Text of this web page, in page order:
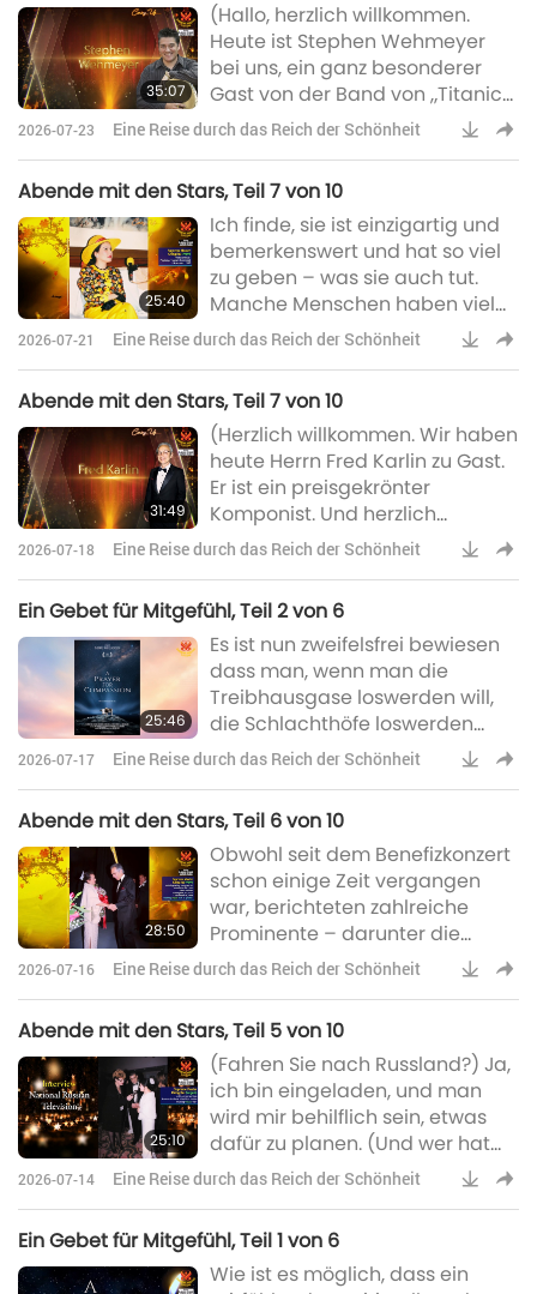
35:07
(Hallo, herzlich willkommen.
Heute ist Stephen Wehmeyer
bei uns, ein ganz besonderer
Gast von der Band von „Titanic“.
Willkommen, Stephen.) Es ist toll,
tatsächlich die Gelegenheit, die
Höchste Meisterin beim VIP-
Empfang zu treffen. Wie war
das?) Ja, das hatte ich. Ja, das
hatte ich. Das war wirklich
wunderbar. Zunächst einmal
2026-07-23 Eine Reise durch das Reich der Schönheit
Abende mit den Stars, Teil 7 von 10
25:40
Ich finde, sie ist einzigartig und
bemerkenswert und hat so viel
zu geben – was sie auch tut.
Manche Menschen haben viel
zu geben, tun es aber nicht.
Und das ist sehr
bewundernswert. Aber sie hat
beides, und das ist wirklich
einzigartig. Und die Tatsache,
dass sie dazu in der Lage ist, ist
für mich und für alle ein großes
2026-07-21 Eine Reise durch das Reich der Schönheit
Abende mit den Stars, Teil 7 von 10
31:49
(Herzlich willkommen. Wir haben
heute Herrn Fred Karlin zu Gast.
Er ist ein preisgekrönter
Komponist. Und herzlich
willkommen, schön, Sie
wiederzusehen.) Hallo, Kathryn.
kam es dazu, dass Sie bei dem
Konzert mitgewirkt haben?) Nun,
ein gemeinsamer Freund von
vielen der Organisatoren aus
der Gruppe von Meisterin Suma
[Supreme Master] Ching Hai
2026-07-18 Eine Reise durch das Reich der Schönheit
Ein Gebet für Mitgefühl, Teil 2 von 6
25:46
Es ist nun zweifelsfrei bewiesen
dass man, wenn man die
Treibhausgase loswerden will,
die Schlachthöfe loswerden
muss. Es ist eine tickende
2026-07-17 Eine Reise durch das Reich der Schönheit
Abende mit den Stars, Teil 6 von 10
28:50
Obwohl seit dem Benefizkonzert
schon einige Zeit vergangen
war, berichteten zahlreiche
Prominente – darunter die
legendären amerikanischen
Komponisten und Oscar- und
Fred Karlin, Stephen Wehmeyer
vom renommierten keltischen
Ensemble Gaelic Storm und der
gefeierte amerikanische
Komponist und Dirigent Peter
Boyer – in Interviews mit einem
2026-07-16 Eine Reise durch das Reich der Schönheit
Abende mit den Stars, Teil 5 von 10
25:10
(Fahren Sie nach Russland?) Ja,
ich bin eingeladen, und man
wird mir behilflich sein, etwas
dafür zu planen. (Und wer hat
Sie eingeladen?) Einer unserer
Freunde hier, z.B. Erzähle ihr
aus dem Bürgermeister-Büro in
Moskau.) Er weiß es besser. (Ja.
2026-07-14 Eine Reise durch das Reich der Schönheit
Ein Gebet für Mitgefühl, Teil 1 von 6
Wie ist es möglich, dass ein